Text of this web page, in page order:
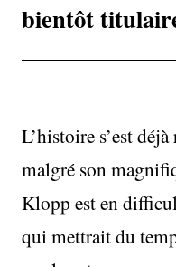
bientôt
L’histoire s’est
malgré son
Klopp est en
qui mettrait du